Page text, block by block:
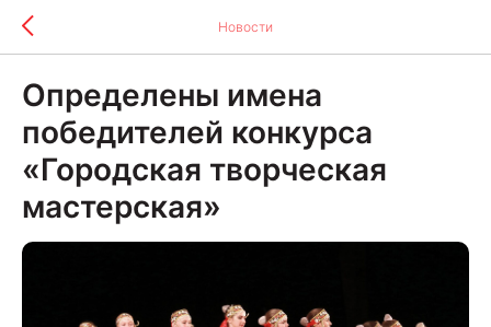
Новости
Определены имена
победителей конкурса
«Городская творческая
мастерская»